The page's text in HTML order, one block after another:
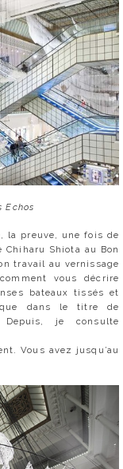
Echos
la preuve, une fois de
Shiota au Bon
travail au vernissage
vous décrire
bateaux tissés et
dans le titre de
Depuis, je consulte
Vous avez jusqu’au